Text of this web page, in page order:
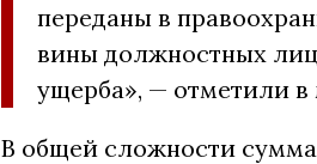
переданы в
вины должностных
ущерба», — отметили в
В общей сложности сумма